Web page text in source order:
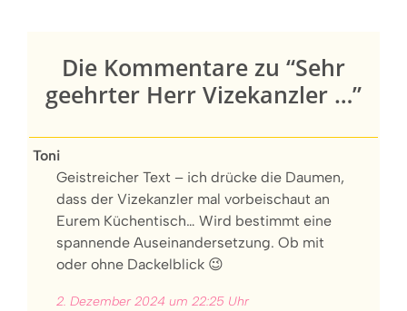
Die Kommentare zu “Sehr
geehrter Herr Vizekanzler …”
Toni
Geistreicher Text – ich drücke die Daumen,
dass der Vizekanzler mal vorbeischaut an
Eurem Küchentisch… Wird bestimmt eine
spannende Auseinandersetzung. Ob mit
oder ohne Dackelblick 😉
2. Dezember 2024 um 22:25 Uhr